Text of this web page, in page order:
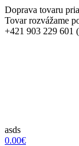
Doprava tovaru
Tovar rozvážame
+421 903 229 601
asds
0.00€